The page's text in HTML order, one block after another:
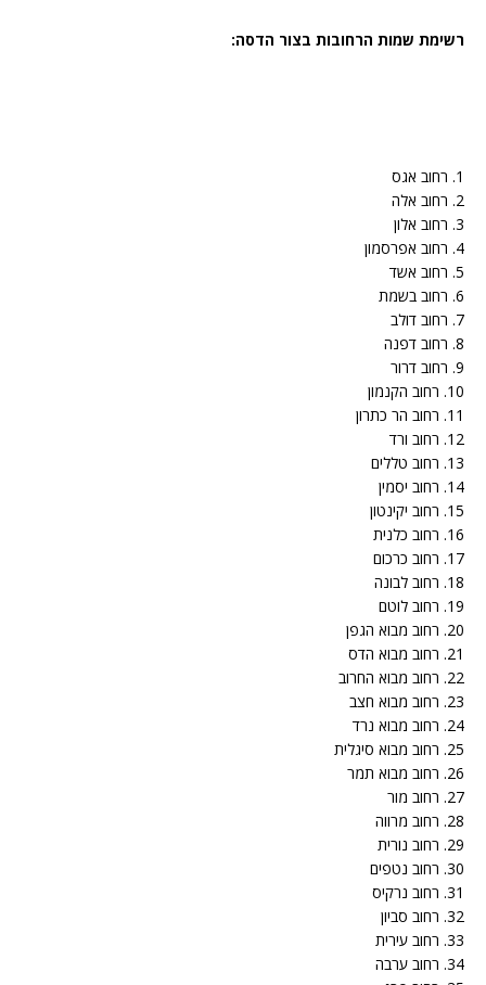
רשימת שמות הרחובות בצור הדסה:
1. רחוב אגס
2. רחוב אלה
3. רחוב אלון
4. רחוב אפרסמון
5. רחוב אשד
6. רחוב בשמת
7. רחוב דולב
8. רחוב דפנה
9. רחוב דרור
10. רחוב הקנמון
11. רחוב הר כתרון
12. רחוב ורד
13. רחוב טללים
14. רחוב יסמין
15. רחוב יקינטון
16. רחוב כלנית
17. רחוב כרכום
18. רחוב לבונה
19. רחוב לוטם
20. רחוב מבוא הגפן
21. רחוב מבוא הדס
22. רחוב מבוא החרוב
23. רחוב מבוא חצב
24. רחוב מבוא נרד
25. רחוב מבוא סיגלית
26. רחוב מבוא תמר
27. רחוב מור
28. רחוב מרווה
29. רחוב נורית
30. רחוב נטפים
31. רחוב נרקיס
32. רחוב סביון
33. רחוב עירית
34. רחוב ערבה